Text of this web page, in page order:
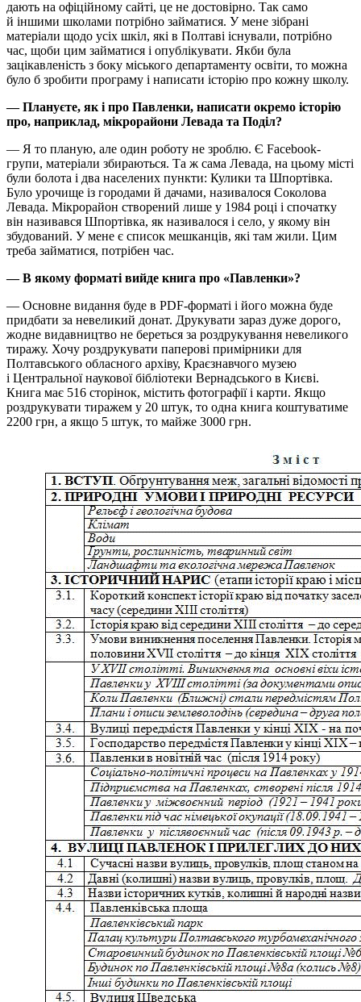
дають на офіційному сайті, це не достовірно. Так само
й іншими школами потрібно займатися. У мене зібрані
матеріали щодо усіх шкіл, які в Полтаві існували, потрібно
час, щоби цим займатися і опублікувати. Якби була
зацікавленість з боку міського департаменту освіти, то можна
було б зробити програму і написати історію про кожну школу.
— Плануєте, як і про Павленки, написати окремо історію
про, наприклад, мікрорайони Левада та Поділ?
— Я то планую, але один роботу не зроблю. Є Facebook-
групи, матеріали збираються. Та ж сама Левада, на цьому місті
були болота і два населених пункти: Кулики та Шпортівка.
Було урочище із городами й дачами, називалося Соколова
Левада. Мікрорайон створений лише у 1984 році і спочатку
він називався Шпортівка, як називалося і село, у якому він
збудований. У мене є список мешканців, які там жили. Цим
треба займатися, потрібен час.
— В якому форматі вийде книга про «Павленки»?
— Основне видання буде в PDF-форматі і його можна буде
придбати за невеликий донат. Друкувати зараз дуже дорого,
жодне видавництво не береться за роздрукування невеликого
тиражу. Хочу роздрукувати паперові примірники для
Полтавського обласного архіву, Краєзнавчого музею
і Центральної наукової бібліотеки Вернадського в Києві.
Книга має 516 сторінок, містить фотографії і карти. Якщо
роздрукувати тиражем у 20 штук, то одна книга коштуватиме
2200 грн, а якщо 5 штук, то майже 3000 грн.